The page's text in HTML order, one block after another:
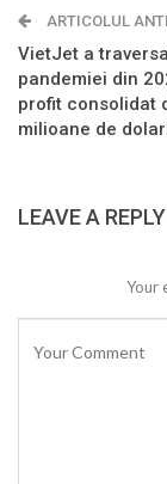
ARTICOLUL
VietJet a
pandemiei din
profit consolidat
milioane de
LEAVE A REPLY
Your